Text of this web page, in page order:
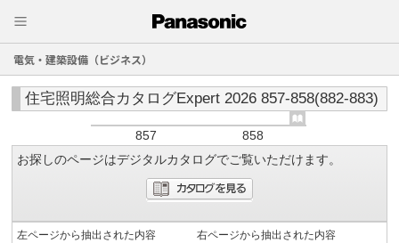
電気・建築設備（ビジネス）
住宅照明総合カタログExpert 2026 857-858(882-883)
857
858
お探しのページはデジタルカタログでご覧いただけます。
左ページから抽出された内容
右ページから抽出された内容